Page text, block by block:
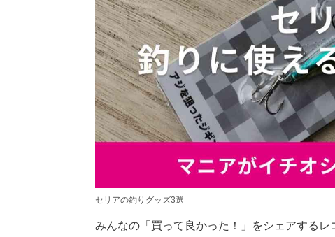
セリアの釣りグッズ3選
みんなの「買って良かった！」をシェアするレ